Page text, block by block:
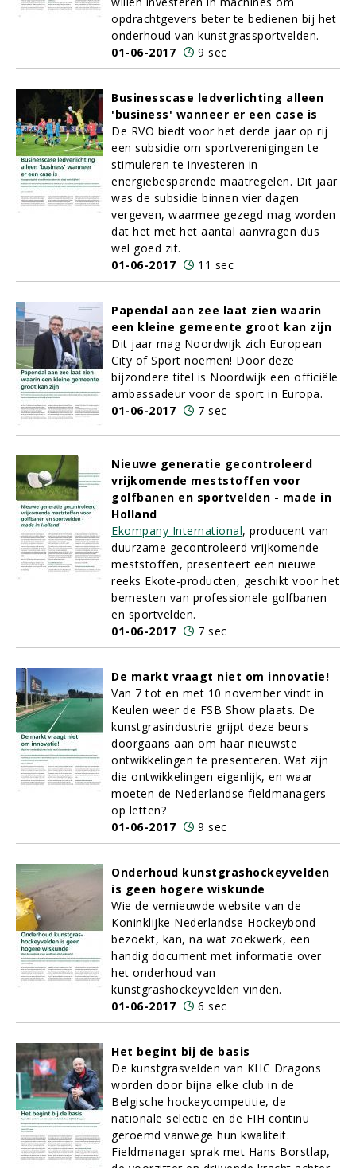
opdrachtgevers beter te bedienen bij het
onderhoud van kunstgrassportvelden.
01-06-2017
9 sec
Businesscase ledverlichting alleen
'business' wanneer er een case is
De RVO biedt voor het derde jaar op rij
een subsidie om sportverenigingen te
stimuleren te investeren in
energiebesparende maatregelen. Dit jaar
was de subsidie binnen vier dagen
vergeven, waarmee gezegd mag worden
dat het met het aantal aanvragen dus
wel goed zit.
01-06-2017
11 sec
Papendal aan zee laat zien waarin
een kleine gemeente groot kan zijn
Dit jaar mag Noordwijk zich European
City of Sport noemen! Door deze
bijzondere titel is Noordwijk een officiële
ambassadeur voor de sport in Europa.
01-06-2017
7 sec
Nieuwe generatie gecontroleerd
vrijkomende meststoffen voor
golfbanen en sportvelden - made in
Holland
Ekompany International, producent van
duurzame gecontroleerd vrijkomende
meststoffen, presenteert een nieuwe
reeks Ekote-producten, geschikt voor het
bemesten van professionele golfbanen
en sportvelden.
01-06-2017
7 sec
De markt vraagt niet om innovatie!
Van 7 tot en met 10 november vindt in
Keulen weer de FSB Show plaats. De
kunstgrasindustrie grijpt deze beurs
doorgaans aan om haar nieuwste
ontwikkelingen te presenteren. Wat zijn
die ontwikkelingen eigenlijk, en waar
moeten de Nederlandse fieldmanagers
op letten?
01-06-2017
9 sec
Onderhoud kunstgrashockeyvelden
is geen hogere wiskunde
Wie de vernieuwde website van de
Koninklijke Nederlandse Hockeybond
bezoekt, kan, na wat zoekwerk, een
handig document met informatie over
het onderhoud van
kunstgrashockeyvelden vinden.
01-06-2017
6 sec
Het begint bij de basis
De kunstgrasvelden van KHC Dragons
worden door bijna elke club in de
Belgische hockeycompetitie, de
nationale selectie en de FIH continu
geroemd vanwege hun kwaliteit.
Fieldmanager sprak met Hans Borstlap,